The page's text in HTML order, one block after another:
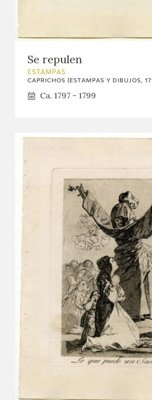
Se repulen
ESTAMPAS
CAPRICHOS (ESTAMPAS Y DIBUJOS,
Ca. 1797 - 1799